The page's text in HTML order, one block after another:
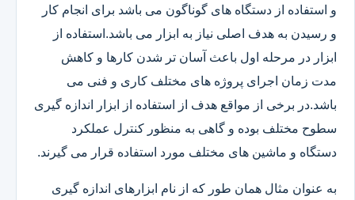
و استفاده از دستگاه های گوناگون می باشد برای انجام کار
و رسیدن به هدف اصلی نیاز به ابزار می باشد.استفاده از
ابزار در مرحله اول باعث آسان تر شدن کارها و کاهش
مدت زمان اجرای پروژه های مختلف کاری و فنی می
باشد.در برخی از مواقع هدف از استفاده از ابزار اندازه گیری
سطوح مختلف بوده و گاهی به منظور کنترل عملکرد
دستگاه و ماشین های مختلف مورد استفاده قرار می گیرند.
به عنوان مثال همان طور که از نام ابزارهای اندازه گیری